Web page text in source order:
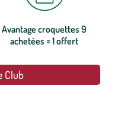
Avantage croquettes 9
achetées = 1 offert
Club